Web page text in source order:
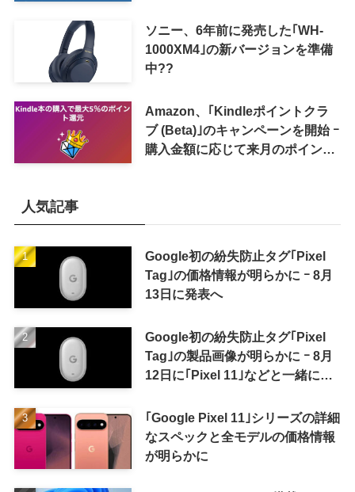
ソニー、6年前に発売した｢WH-
1000XM4｣の新バージョンを準備
中??
Amazon、｢Kindleポイントクラ
ブ (Beta)｣のキャンペーンを開始 ｰ
購入金額に応じて来月のポイント
人気記事
Google初の紛失防止タグ｢Pixel
Tag｣の価格情報が明らかに ｰ 8月
13日に発表へ
Google初の紛失防止タグ｢Pixel
Tag｣の製品画像が明らかに ｰ 8月
12日に｢Pixel 11｣などと一緒に発
｢Google Pixel 11｣シリーズの詳細
なスペックと全モデルの価格情報
が明らかに